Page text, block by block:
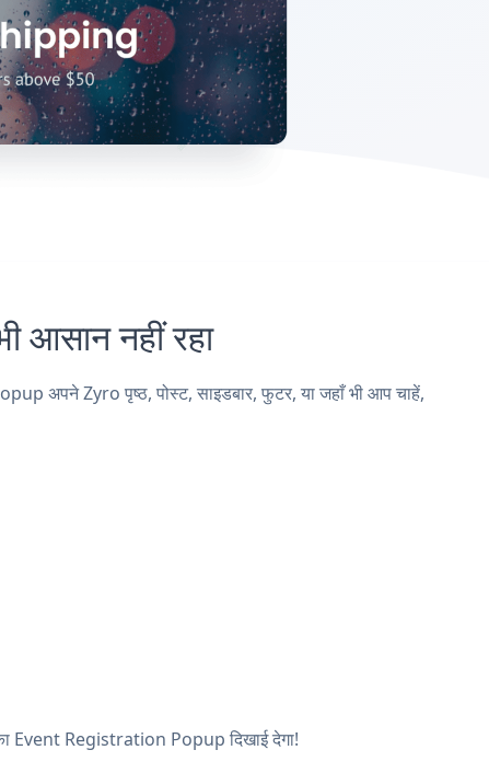
नहीं रहा
अपने Zyro पृष्ठ, पोस्ट, साइडबार, फुटर, या जहाँ भी आप चाहें,
Event Registration Popup दिखाई देगा!